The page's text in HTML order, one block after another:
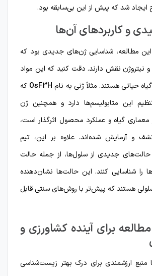
ایجاد شد که پیش از این بی‌سابقه بود.
و کاربردهای آن‌ها
مطالعه، شناسایی ژن‌های جدیدی بود که
و نیتروژن نقش دارند. دقت کنید که این مواد
حیاتی هستند. مثلاً ژنی به نام OsF3H که
این متابولیسم‌ها دارد و همچنین ژن
معماری گیاه و عملکرد محصول اثرگذار است،
و آزمایش شده‌اند. علاوه بر این، تیم
حالت‌های جدیدی از سلول‌ها، از جمله حالت
را شناسایی کنند. این حالت‌ها نشان‌دهنده
سلولی هستند که پیش‌تر با روش‌های سنتی قابل
برای آینده کشاورزی و
ارزشمندی برای درک بهتر زیست‌شناسی